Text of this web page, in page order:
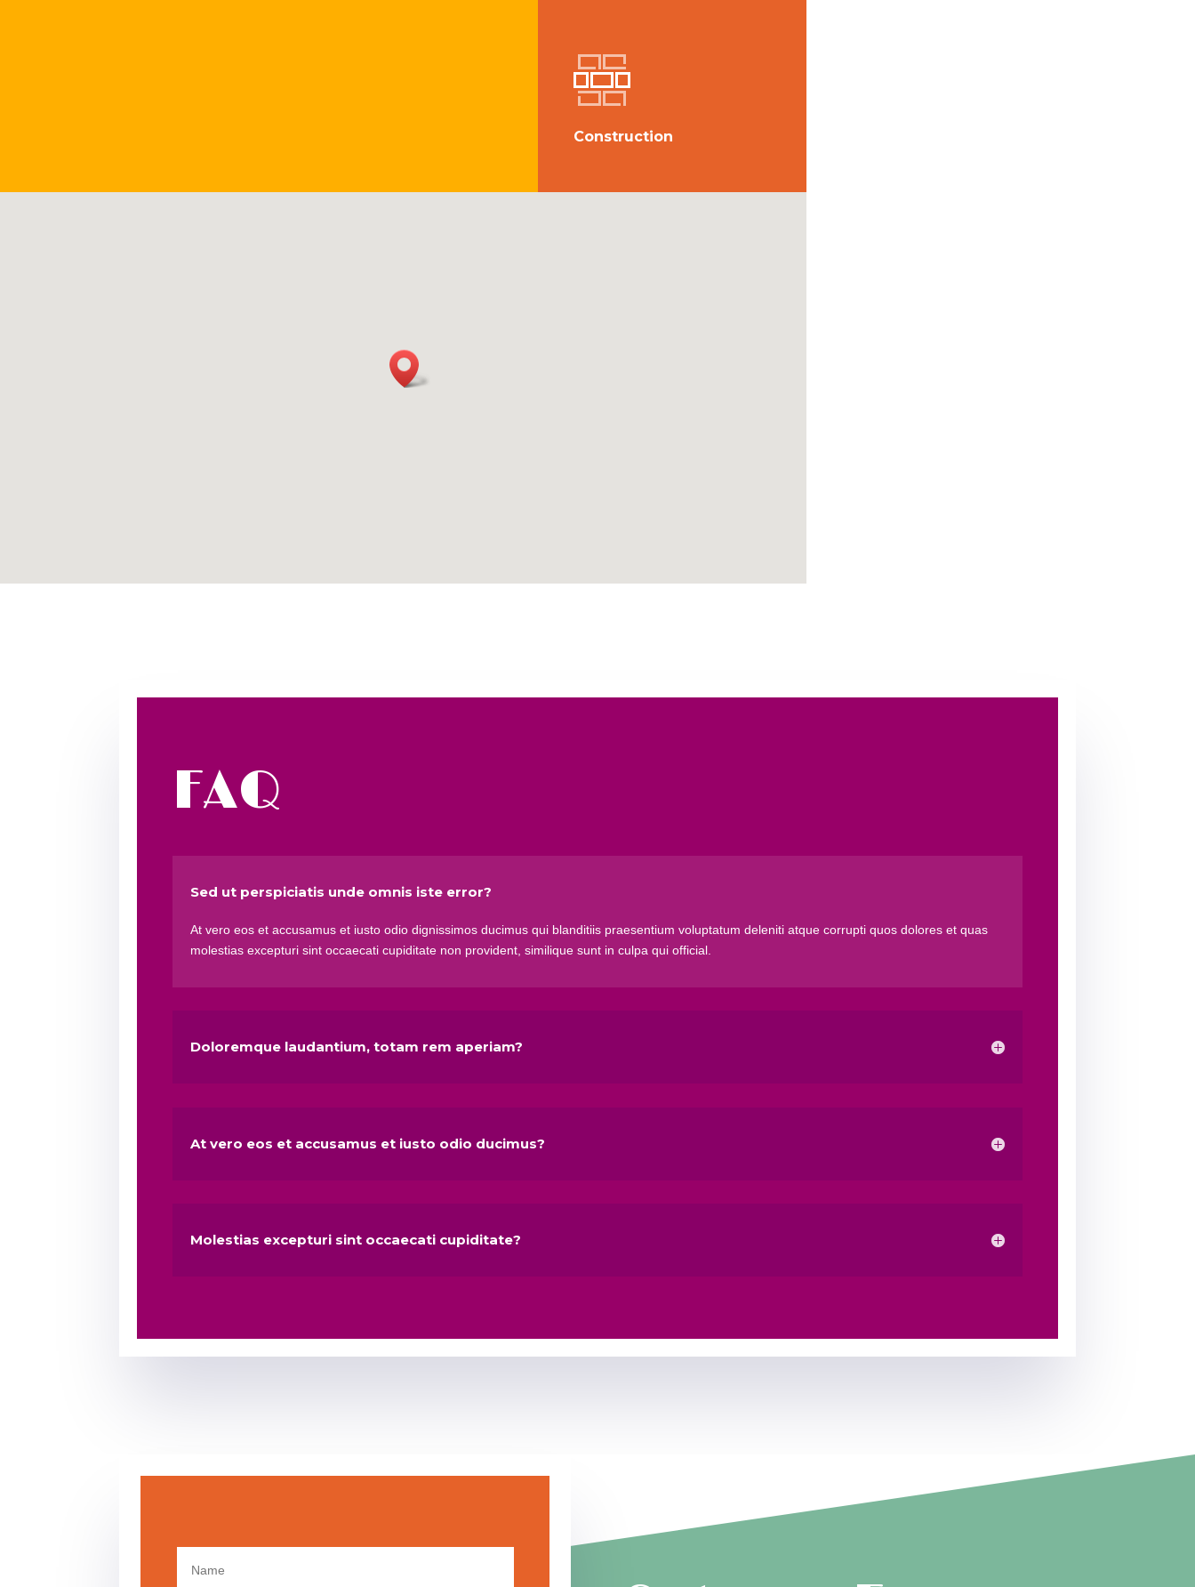
Construction
FAQ
Sed ut perspiciatis unde omnis iste error?
At vero eos et accusamus et iusto odio dignissimos ducimus qui blanditiis praesentium voluptatum deleniti atque corrupti quos dolores et quas
molestias excepturi sint occaecati cupiditate non provident, similique sunt in culpa qui official.
Doloremque laudantium, totam rem aperiam?
At vero eos et accusamus et iusto odio ducimus?
Molestias excepturi sint occaecati cupiditate?